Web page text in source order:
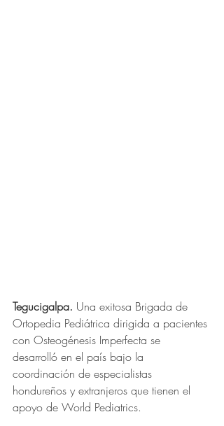
Tegucigalpa. Una exitosa Brigada de
Ortopedia Pediátrica dirigida a pacientes
con Osteogénesis Imperfecta se
desarrolló en el país bajo la
coordinación de especialistas
hondureños y extranjeros que tienen el
apoyo de World Pediatrics.